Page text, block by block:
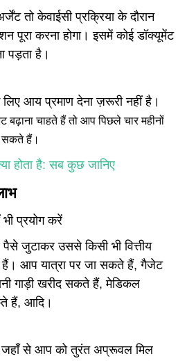
तो केवाईसी प्रक्रिया के दौरान
पूरा करना होगा। इसमें कोई डॉक्यूमेंट
पड़ता है।
आय प्रमाण देना ज़रूरी नहीं है।
बढ़ाना चाहते हैं तो आप पिछलेचारमहीनों
सकते हैं।
होता है: सब कुछ जानिए
प्रयोग करें
जुटाकर उससे किसी भी वित्तीय
आप यात्रा पर जा सकते हैं, गैजेट
गाड़ी खरीद सकते हैं, मेडिकल
हैं, आदि।
जहाँ से आप को तुरंत अप्रूवल मिल